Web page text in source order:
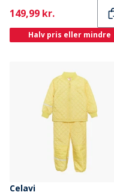
Current
149,99 kr.
Halv pris eller mindre
Celavi